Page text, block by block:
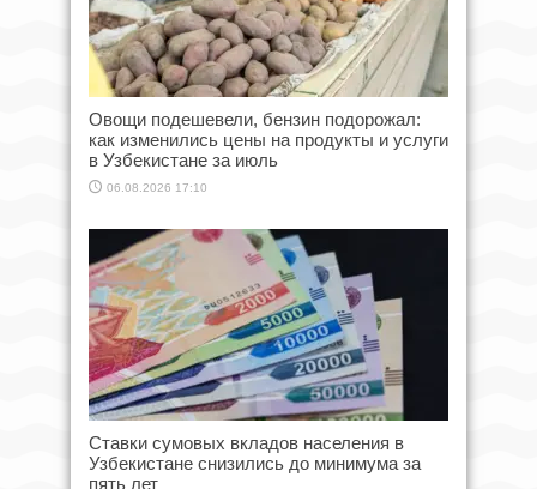
Овощи подешевели, бензин подорожал:
как изменились цены на продукты и услуги
в Узбекистане за июль
06.08.2026 17:10
Ставки сумовых вкладов населения в
Узбекистане снизились до минимума за
пять лет